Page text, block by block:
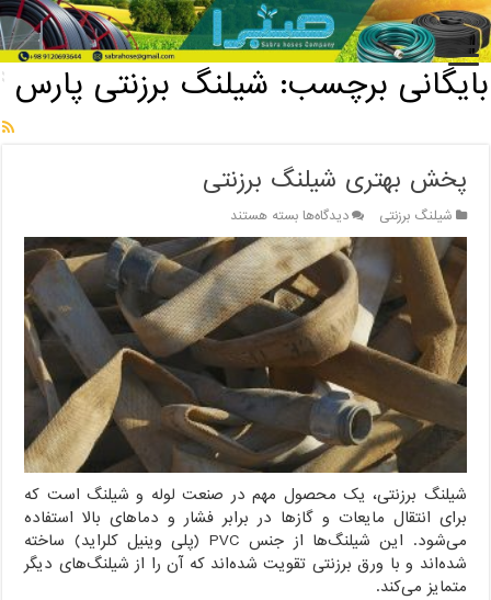
خانه / بایگانی برچسب: شیلنگ برزنتی پارس
بایگانی برچسب: شیلنگ برزنتی پارس
پخش بهتری شیلنگ برزنتی
شیلنگ برزنتی دیدگاه‌هابرای
پخش
بهتری
شیلنگ
برزنتی
بسته هستند
شیلنگ برزنتی، یک محصول مهم در صنعت لوله و شیلنگ است که
برای انتقال مایعات و گازها در برابر فشار و دماهای بالا استفاده
می‌شود. این شیلنگ‌ها از جنس PVC (پلی وینیل کلراید) ساخته
شده‌اند و با ورق برزنتی تقویت شده‌اند که آن را از شیلنگ‌های دیگر
متمایز می‌کند.